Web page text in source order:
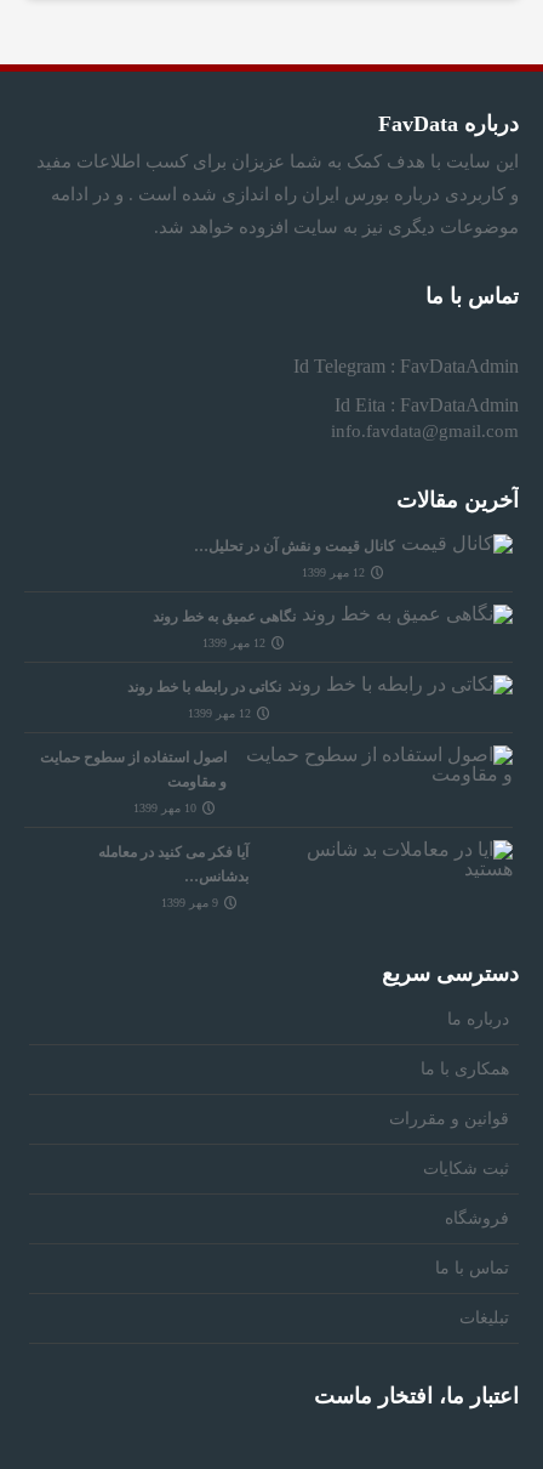
درباره FavData
این سایت با هدف کمک به شما عزیزان برای کسب اطلاعات مفید
و کاربردی درباره بورس ایران راه اندازی شده است . و در ادامه
موضوعات دیگری نیز به سایت افزوده خواهد شد.
تماس با ما
Id Telegram : FavDataAdmin
Id Eita : FavDataAdmin
info.favdata@gmail.com
آخرین مقالات
کانال قیمت و نقش آن در تحلیل…
12 مهر 1399
نگاهی عمیق به خط روند
12 مهر 1399
نکاتی در رابطه با خط روند
12 مهر 1399
اصول استفاده از سطوح حمایت
و مقاومت
10 مهر 1399
آیا فکر می کنید در معامله
بدشانس…
9 مهر 1399
دسترسی سریع
درباره ما
همکاری با ما
قوانین و مقررات
ثبت شکایات
فروشگاه
تماس با ما
تبلیغات
اعتبار ما، افتخار ماست